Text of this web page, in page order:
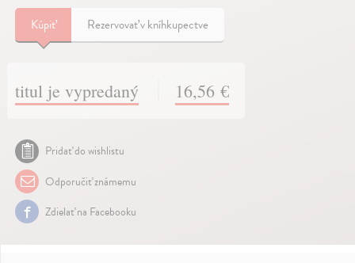
Kúpiť Rezervovať v kníhkupectve
titul je vypredaný 16,56 €
Pridať do wishlistu
Odporučiť známemu
Zdielať na Facebooku